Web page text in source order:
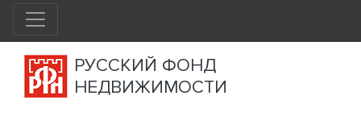
РУССКИЙ ФОНД
НЕДВИЖИМОСТИ